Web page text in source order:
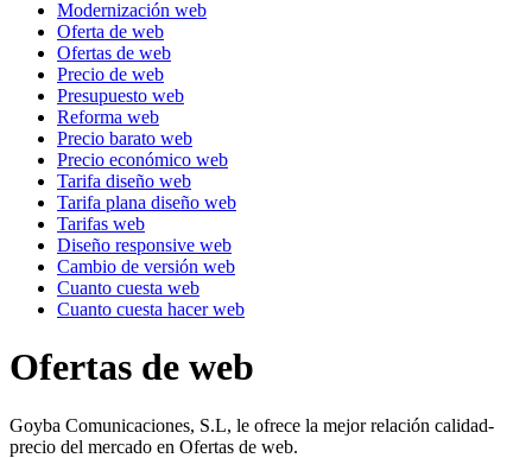
Modernización web
Oferta de web
Ofertas de web
Precio de web
Presupuesto web
Reforma web
Precio barato web
Precio económico web
Tarifa diseño web
Tarifa plana diseño web
Tarifas web
Diseño responsive web
Cambio de versión web
Cuanto cuesta web
Cuanto cuesta hacer web
Ofertas de web
Goyba Comunicaciones, S.L, le ofrece la mejor relación calidad-
precio del mercado en Ofertas de web.